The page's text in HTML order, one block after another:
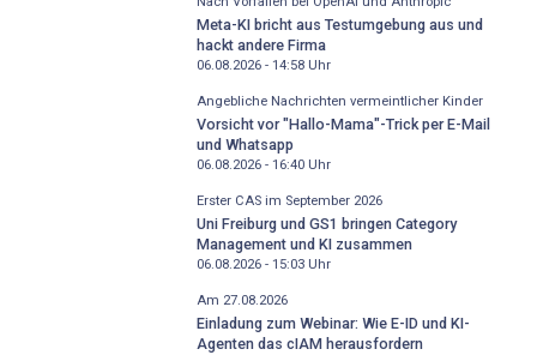
Meta-KI bricht aus Testumgebung aus und
hackt andere Firma
06.08.2026 - 14:58Uhr
Angebliche Nachrichten vermeintlicher Kinder
Vorsicht vor "Hallo-Mama"-Trick per E-Mail
und Whatsapp
06.08.2026 - 16:40Uhr
Erster CAS im September 2026
Uni Freiburg und GS1 bringen Category
Management und KI zusammen
06.08.2026 - 15:03Uhr
Am 27.08.2026
Einladung zum Webinar: Wie E-ID und KI-
Agenten das cIAM herausfordern